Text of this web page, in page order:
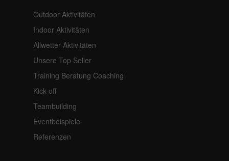
Outdoor Aktivitäten
Indoor Aktivitäten
Allwetter Aktivitäten
Unsere Top Seller
Training Beratung Coaching
Kick-off
Teambuilding
Eventbeispiele
Referenzen